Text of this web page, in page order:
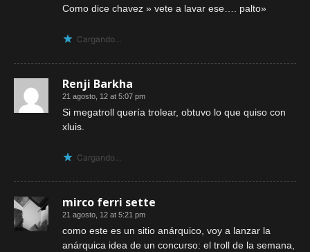
Como dice chavez » vete a lavar ese…. palto»
Cargando...
Renji Barkha
21 agosto, 12 at 5:07 pm
Si megatroll quería trolear, obtuvo lo que quiso con
xluis.
Cargando...
mirco ferri sette
21 agosto, 12 at 5:21 pm
como este es un sitio anárquico, voy a lanzar la
anárquica idea de un concurso: el troll de la semana,